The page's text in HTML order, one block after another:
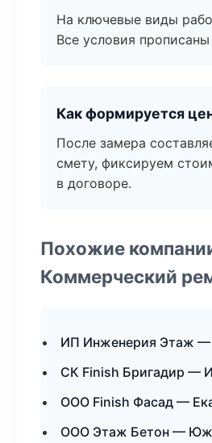
На ключевые виды
Все условия
Как формируется
После замера
смету, фиксируем
в договоре.
Похожие
Коммерческий
ИП Инженерия Этаж —
СК Finish Бригадир —
ООО Finish Фасад —
ООО Этаж Бетон —